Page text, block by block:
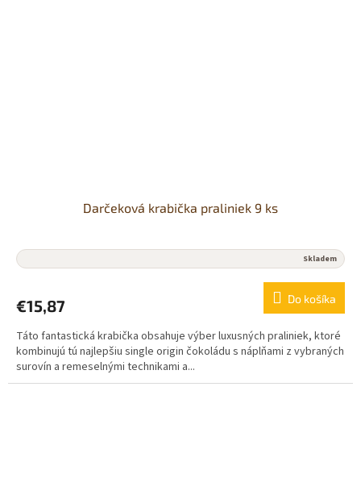
Darčeková krabička praliniek 9 ks
Skladem
€15,87 Do košíka
Táto fantastická krabička obsahuje výber luxusných praliniek, ktoré
kombinujú tú najlepšiu single origin čokoládu s náplňami z vybraných
surovín a remeselnými technikami a...